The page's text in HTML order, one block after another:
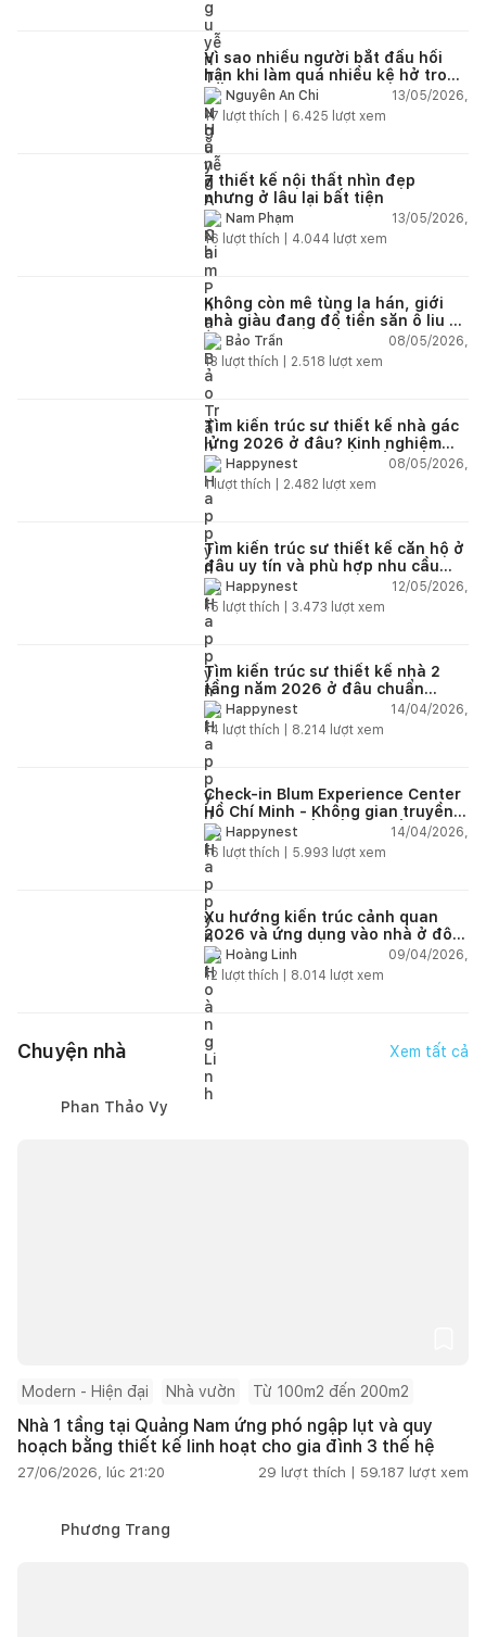
Vì sao nhiều người bắt đầu hối
hận khi làm quá nhiều kệ hở trong
bếp?Nguyễn An Chi
13/05/2026,
17 lượt thích | 6.425 lượt xem
7 thiết kế nội thất nhìn đẹp
nhưng ở lâu lại bất tiện
Nam Phạm
13/05/2026,
16 lượt thích | 4.044 lượt xem
Không còn mê tùng la hán, giới
nhà giàu đang đổ tiền săn ô liu cổ
thụ từ châu Âu về ban công
Bảo Trần
08/05/2026,
13 lượt thích | 2.518 lượt xem
Tìm kiến trúc sư thiết kế nhà gác
lửng 2026 ở đâu? Kinh nghiệm
chọn đúng tránh tốn tiền
Happynest
08/05/2026,
1lượt thích | 2.482 lượt xem
Tìm kiến trúc sư thiết kế căn hộ ở
đâu uy tín và phù hợp nhu cầu
năm 2026?
Happynest
12/05/2026,
15 lượt thích | 3.473 lượt xem
Tìm kiến trúc sư thiết kế nhà 2
tầng năm 2026 ở đâu chuẩn
nhất?Happynest
14/04/2026,
14 lượt thích | 8.214 lượt xem
Check-in Blum Experience Center
Hồ Chí Minh - Không gian truyền
cảm hứng thiết kế nội thất
Happynest
14/04/2026,
16 lượt thích | 5.993 lượt xem
Xu hướng kiến trúc cảnh quan
2026 và ứng dụng vào nhà ở đô
thị hiện đại
Hoàng Linh
09/04/2026,
12 lượt thích | 8.014 lượt xem
Chuyện nhà Xem tất cả
Phan Thảo Vy
Modern - Hiện đại Nhà vườn Từ 100m2 đến 200m2
Nhà 1 tầng tại Quảng Nam ứng phó ngập lụt và quy
hoạch bằng thiết kế linh hoạt cho gia đình 3 thế hệ
27/06/2026, lúc 21:20 29 lượt thích | 59.187 lượt xem
Phương Trang